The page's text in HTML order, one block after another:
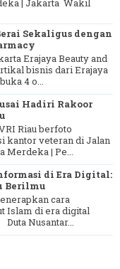
| Jakarta Wakil
Sekaligus dengan
Erajaya Beauty and
bisnis dari Erajaya
4 o...
Hadiri Rakoor
Riau berfoto
kantor veteran di Jalan
Merdeka | Pe...
di Era Digital:
Berilmu
cara
Islam di era digital
Nusantar...